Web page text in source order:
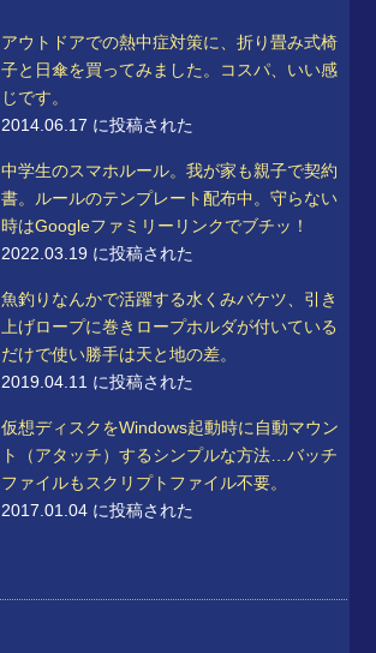
アウトドアでの熱中症対策に、折り畳み式椅
子と日傘を買ってみました。コスパ、いい感
じです。
2014.06.17 に投稿された
中学生のスマホルール。我が家も親子で契約
書。ルールのテンプレート配布中。守らない
時はGoogleファミリーリンクでブチッ！
2022.03.19 に投稿された
魚釣りなんかで活躍する水くみバケツ、引き
上げロープに巻きロープホルダが付いている
だけで使い勝手は天と地の差。
2019.04.11 に投稿された
仮想ディスクをWindows起動時に自動マウン
ト（アタッチ）するシンプルな方法…バッチ
ファイルもスクリプトファイル不要。
2017.01.04 に投稿された